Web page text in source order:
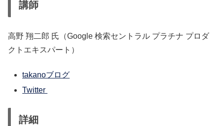
講師
高野 翔二郎 氏（Google 検索セントラル プラチナ プロダ
クトエキスパート）
takanoブログ
Twitter
詳細